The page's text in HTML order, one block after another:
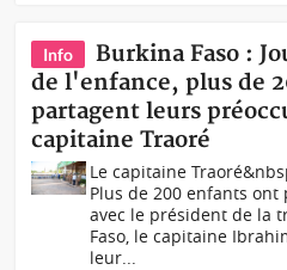
Info
Burkina Faso :
de l'enfance, plus de
partagent leurs
capitaine Traoré
Le capitaine
Plus de 200 enfants
avec le président de la
Faso, le capitaine
leur...